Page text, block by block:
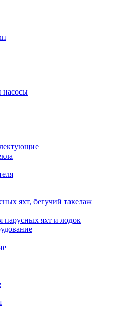
яхт, бегучий такелаж
яхт и лодок